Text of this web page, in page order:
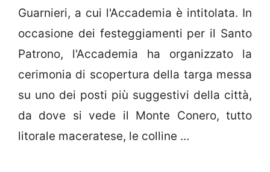
Guarnieri, a cui l'Accademia è intitolata. In
occasione dei festeggiamenti per il Santo
Patrono, l'Accademia ha organizzato la
cerimonia di scopertura della targa messa
su uno dei posti più suggestivi della città,
da dove si vede il Monte Conero, tutto
litorale maceratese, le colline …